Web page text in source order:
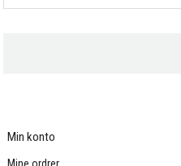
Min konto